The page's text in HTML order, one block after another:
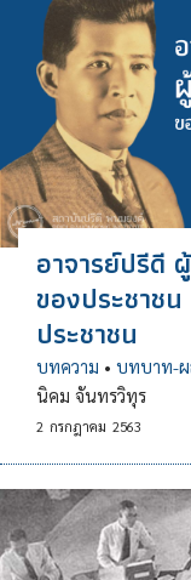
อาจารย์ปรีดี
ของประชาช
ประชาชน
บทความ • บทบาท-ผ
นิคม จันทรวิทุร
2 กรกฎาคม 2563